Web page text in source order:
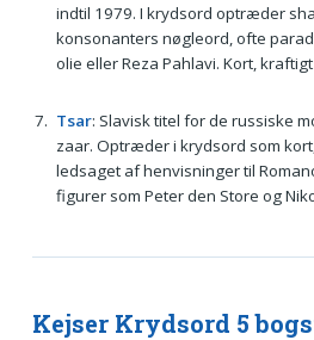
indtil 1979. I krydsord optræder
konsonanters nøgleord, ofte
olie eller Reza Pahlavi. Kort,
Tsar: Slavisk titel for de russiske
zaar. Optræder i krydsord som
ledsaget af henvisninger til
figurer som Peter den Store og
Kejser Krydsord 5